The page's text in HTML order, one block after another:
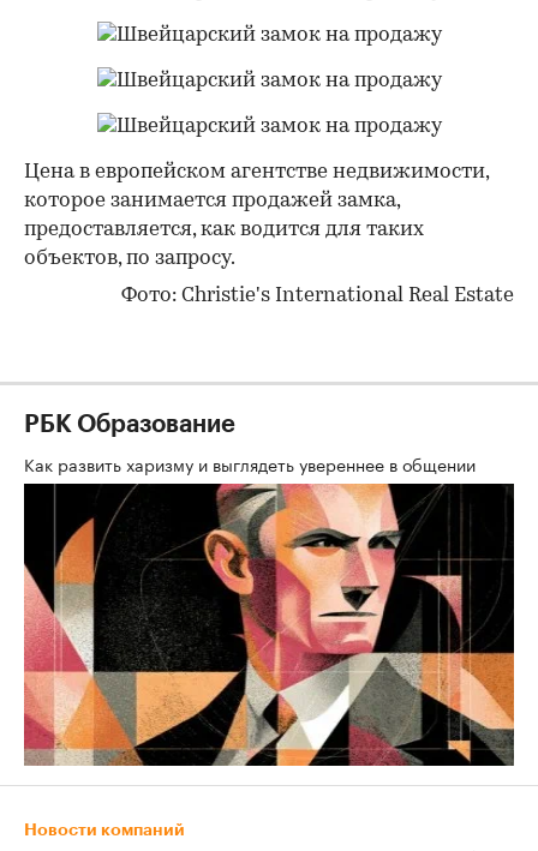
00:00 / 00:00
Цена в европейском агентстве недвижимости,
которое занимается продажей замка,
предоставляется, как водится для таких
объектов, по запросу.
Фото: Christie's International Real Estate
РБК Образование
Как развить харизму и выглядеть увереннее в общении
Новости компаний